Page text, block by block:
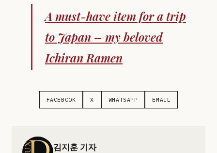
A must-have item for a trip
to Japan – my beloved
Ichiran Ramen
FACEBOOK X WHATSAPP EMAIL
김지훈 기자